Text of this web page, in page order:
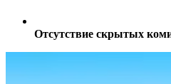
Отсутствие скрытых